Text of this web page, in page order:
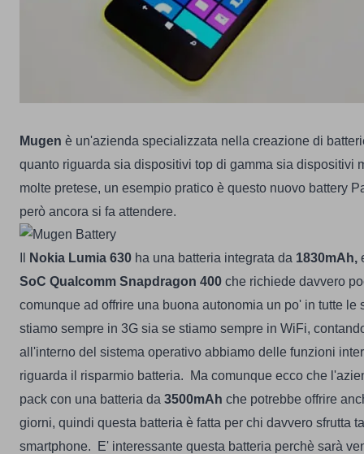
Mugen è un'azienda specializzata nella creazione di
quanto riguarda sia dispositivi top di gamma sia dispositivi
molte pretese, un esempio pratico è questo nuovo battery
però ancora si fa attendere.
Nokia Lumia 630 ha una batteria integrata da 1830mAh,
SoC Qualcomm Snapdragon 400 che richiede davvero
comunque ad offrire una buona autonomia un po' in tutte le
stiamo sempre in 3G sia se stiamo sempre in WiFi,
all'interno del sistema operativo abbiamo delle funzioni
riguarda il risparmio batteria.
Ma comunque ecco che
pack con una batteria da 3500mAh che potrebbe offrire
giorni, quindi questa batteria è fatta per chi davvero sfrutta
smartphone.
E' interessante questa batteria perchè sarà